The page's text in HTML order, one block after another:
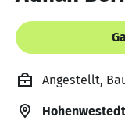
Angestellt,
Hohenwestedt